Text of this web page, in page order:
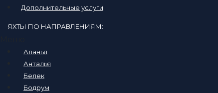
Дополнительные услуги
ЯХТЫ ПО НАПРАВЛЕНИЯМ:
Аланья
Анталья
Белек
Бодрум